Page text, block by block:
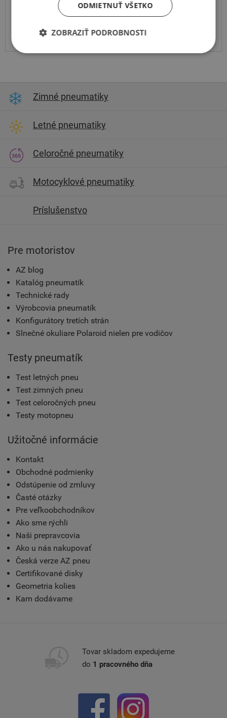
SKLADOM Expedujeme do 3-8 prac. dní
Na predajni v Bratislave do 3-8 prac. dní.
Centrálny sklad ČR 20 ks.
Zimné pneumatiky
Letné pneumatiky
Celoročné pneumatiky
Motocyklové pneumatiky
Príslušenstvo
Pre motoristov
AZ blog
Katalóg pneumatík
Technické rady
Výrobcovia pneumatík
Konfigurátory tretích strán
Slnečné okuliare Polaroid nielen pre vodičov
Testy pneumatík
Test letných pneu
Test zimných pneu
Test celoročných pneu
Testy motopneu
Užitočné informácie
Kontakt
Obchodné podmienky
Odstúpenie od zmluvy
Časté otázky
Pre veľkoobchodníkov
Ako sme rýchli
Naši prepravcovia
Ako u nás nakupovať
Česká verze AZ pneu
Certifikované disky
Geometria kolies
Kam dodávame
Tovar skladom expedujeme
do 1 pracovného dňa
ODMIETNUŤ VŠETKO
ZOBRAZIŤ PODROBNOSTI